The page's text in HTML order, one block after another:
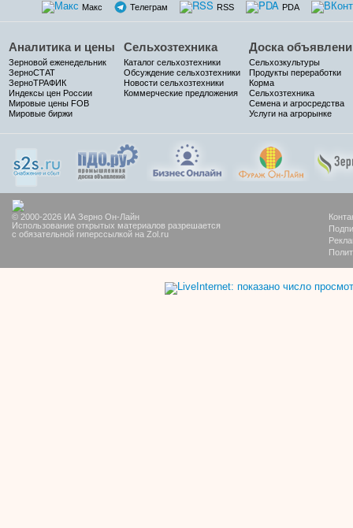
Макс Телеграм RSS PDA
Аналитика и цены
Зерновой еженедельник
ЗерноСТАТ
ЗерноТРАФИК
Индексы цен России
Мировые цены FOB
Мировые биржи
Сельхозтехника
Каталог сельхозтехники
Обсуждение сельхозтехники
Новости сельхозтехники
Коммерческие предложения
Доска
Сельхозкультуры
Продукты переработки
Корма
Сельхозтехника
Семена и агросредства
Услуги на агрорынке
© 2000-2026 ИА Зерно Он-Лайн
Использование открытых материалов разрешается
с обязательной гиперссылкой на Zol.ru